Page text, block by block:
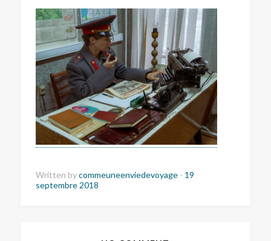
Written bycommeuneenviedevoyage - 19
septembre 2018